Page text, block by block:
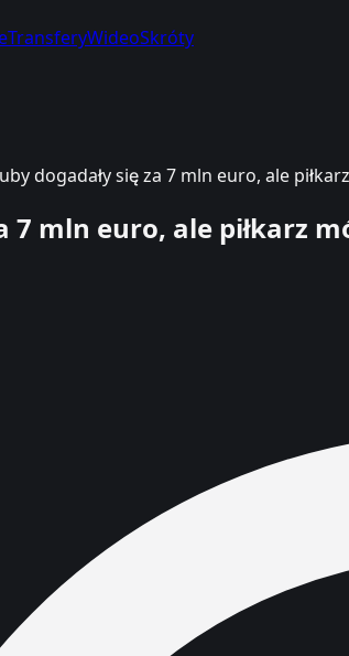
TransferyWideoSkróty
dogadały się za 7 mln euro, ale
7 mln euro, ale piłkarz